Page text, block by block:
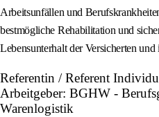
Arbeitsunfällen und
bestmögliche Rehabilitation und
Lebensunterhalt der Versicherten
Referentin / Referent
Arbeitgeber: BGHW -
Warenlogistik